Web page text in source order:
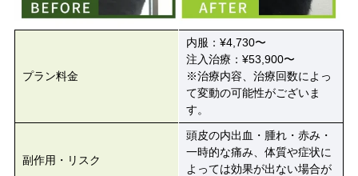
プラン料金
内服：¥4,730〜
注入治療：¥53,900〜
※治療内容、治療回数によっ
て変動の可能性がございま
す。
副作用・リスク
頭皮の内出血・腫れ・赤み・
一時的な痛み、体質や症状に
よっては効果が出ない場合が